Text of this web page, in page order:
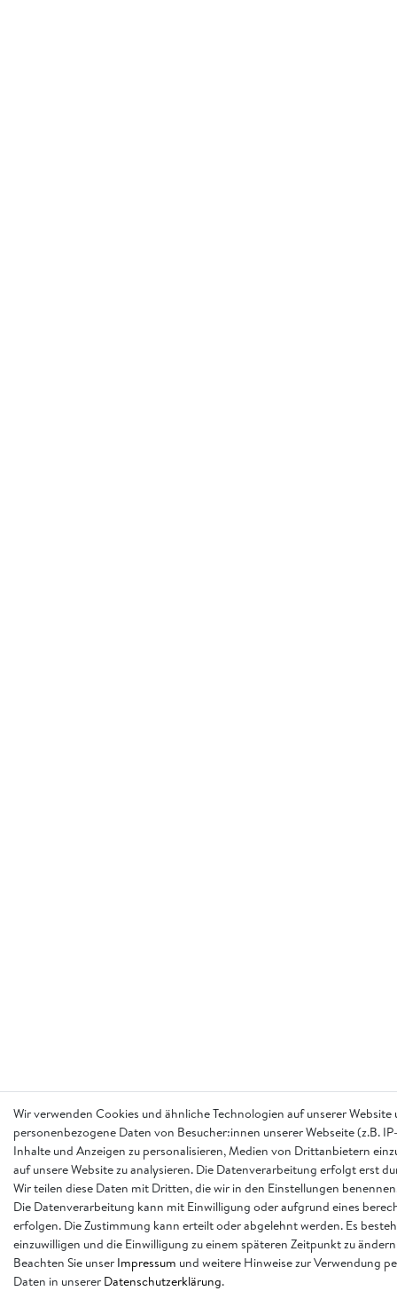
Wir verwenden Cookies und ähnliche Technologien auf unserer
personenbezogene Daten von Besucher:innen unserer Webseite (z.B.
Inhalte und Anzeigen zu personalisieren, Medien von Drittanbietern
auf unsere Website zu analysieren. Die Datenverarbeitung erfolgt erst
Wir teilen diese Daten mit Dritten, die wir in den Einstellungen
Die Datenverarbeitung kann mit Einwilligung oder aufgrund eines
erfolgen. Die Zustimmung kann erteilt oder abgelehnt werden. Es
einzuwilligen und die Einwilligung zu einem späteren Zeitpunkt zu
Beachten Sie unser Impressum und weitere Hinweise zur Verwendung
Daten in unserer Daten­schutz­erklärung.